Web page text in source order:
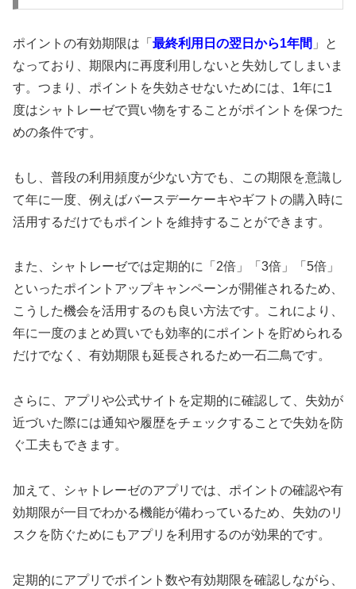
ポイントの有効期限は「 最終利用日の翌日から1年間 」と
なっており、期限内に再度利用しないと失効してしまいま
す。つまり、ポイントを失効させないためには、1年に1
度はシャトレーゼで買い物をすることがポイントを保つた
めの条件です。
もし、普段の利用頻度が少ない方でも、この期限を意識し
て年に一度、例えばバースデーケーキやギフトの購入時に
活用するだけでもポイントを維持することができます。
また、シャトレーゼでは定期的に「2倍」「3倍」「5倍」
といったポイントアップキャンペーンが開催されるため、
こうした機会を活用するのも良い方法です。これにより、
年に一度のまとめ買いでも効率的にポイントを貯められる
だけでなく、有効期限も延長されるため一石二鳥です。
さらに、アプリや公式サイトを定期的に確認して、失効が
近づいた際には通知や履歴をチェックすることで失効を防
ぐ工夫もできます。
加えて、シャトレーゼのアプリでは、ポイントの確認や有
効期限が一目でわかる機能が備わっているため、失効のリ
スクを防ぐためにもアプリを利用するのが効果的です。
定期的にアプリでポイント数や有効期限を確認しながら、